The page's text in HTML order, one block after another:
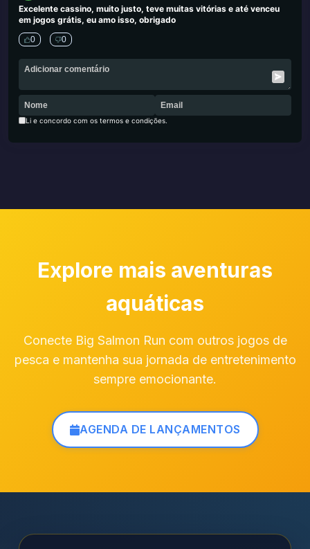
Excelente cassino, muito justo, teve muitas vitórias e até venceu
em jogos grátis, eu amo isso, obrigado
0 0
Li e concordo com os termos e condições.
Explore mais aventuras
aquáticas
Conecte Big Salmon Run com outros jogos de
pesca e mantenha sua jornada de entretenimento
sempre emocionante.
AGENDA DE LANÇAMENTOS